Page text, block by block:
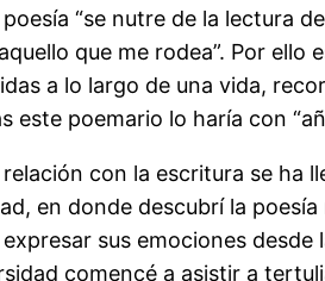
“se nutre de la lectura
que me rodea”. Por
a lo largo de una vida,
este poemario lo haría con
con la escritura se ha
en donde descubrí la
sus emociones
comencé a asistir a